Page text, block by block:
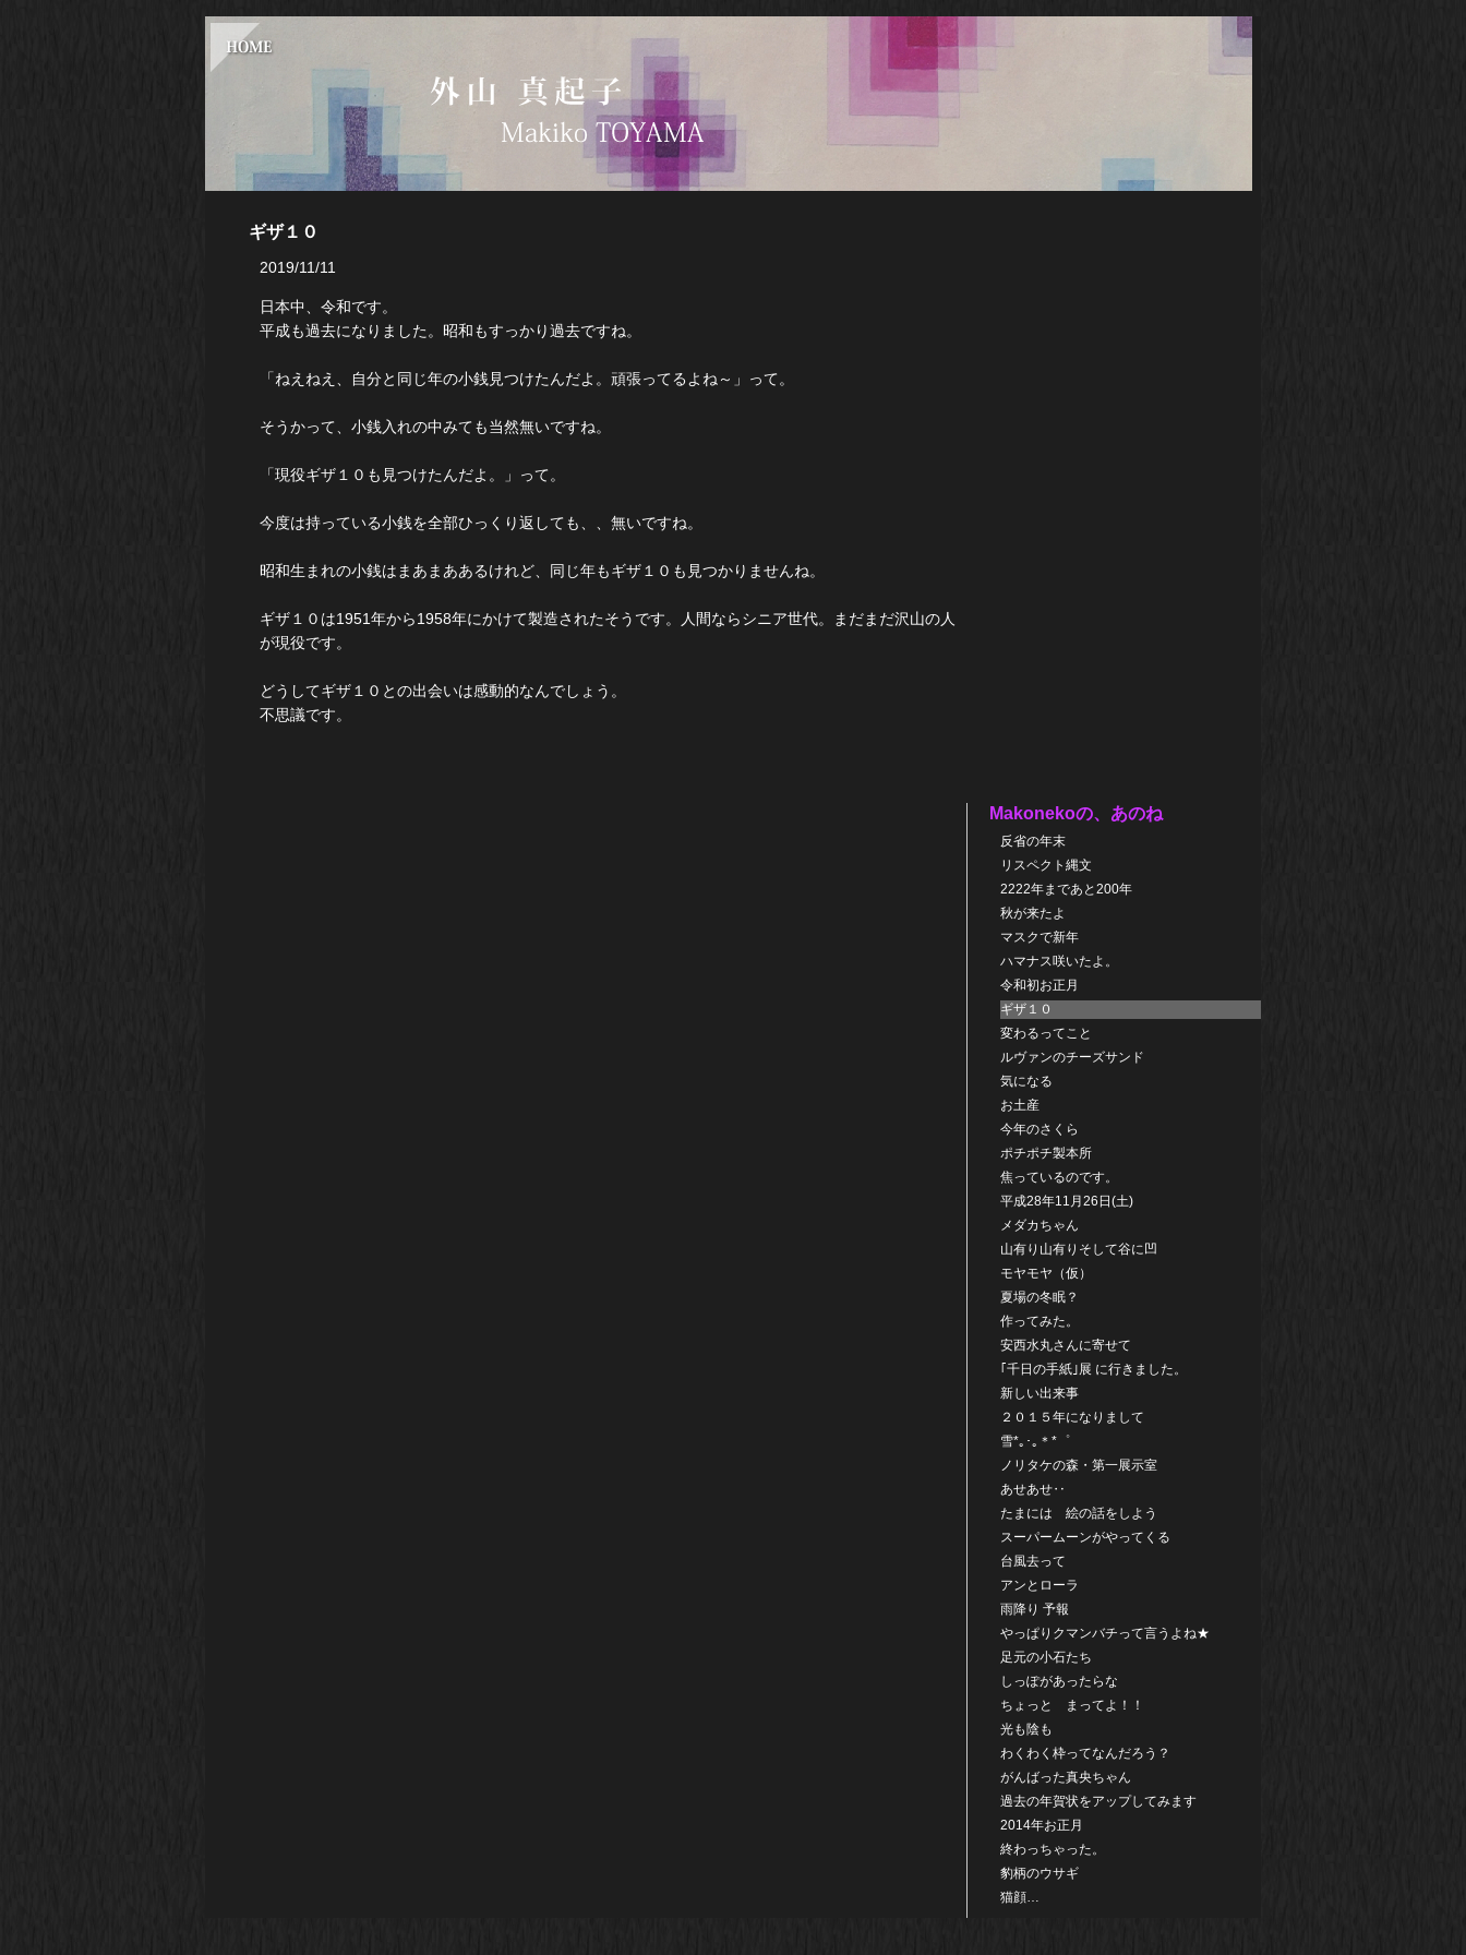
ギザ１０
2019/11/11
日本中、令和です。
平成も過去になりました。昭和もすっかり過去ですね。
「ねえねえ、自分と同じ年の小銭見つけたんだよ。頑張ってるよね～」って。
そうかって、小銭入れの中みても当然無いですね。
「現役ギザ１０も見つけたんだよ。」って。
今度は持っている小銭を全部ひっくり返しても、、無いですね。
昭和生まれの小銭はまあまああるけれど、同じ年もギザ１０も見つかりませんね。
ギザ１０は1951年から1958年にかけて製造されたそうです。人間ならシニア世代。まだまだ沢山の人
が現役です。
どうしてギザ１０との出会いは感動的なんでしょう。
不思議です。
Makonekoの、あのね
反省の年末
リスペクト縄文
2222年まであと200年
秋が来たよ
マスクで新年
ハマナス咲いたよ。
令和初お正月
ギザ１０
変わるってこと
ルヴァンのチーズサンド
気になる
お土産
今年のさくら
ポチポチ製本所
焦っているのです。
平成28年11月26日(土)
メダカちゃん
山有り山有りそして谷に凹
モヤモヤ（仮）
夏場の冬眠？
作ってみた。
安西水丸さんに寄せて
｢千日の手紙｣展 に行きました。
新しい出来事
２０１５年になりまして
雪*｡･｡＊*゜
ノリタケの森・第一展示室
あせあせ‥
たまには 絵の話をしよう
スーパームーンがやってくる
台風去って
アンとローラ
雨降り 予報
やっぱりクマンバチって言うよね★
足元の小石たち
しっぽがあったらな
ちょっと まってよ！！
光も陰も
わくわく枠ってなんだろう？
がんばった真央ちゃん
過去の年賀状をアップしてみます
2014年お正月
終わっちゃった。
豹柄のウサギ
猫顔…